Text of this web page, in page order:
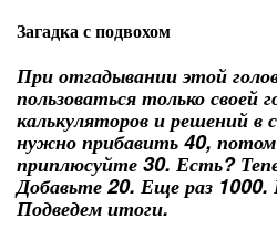
Загадка с подвохом
При отгадывании этой
пользоваться только своей
калькуляторов и решений в
нужно прибавить 40,
приплюсуйте 30. Есть?
Добавьте 20. Еще раз 1000.
Подведем итоги.